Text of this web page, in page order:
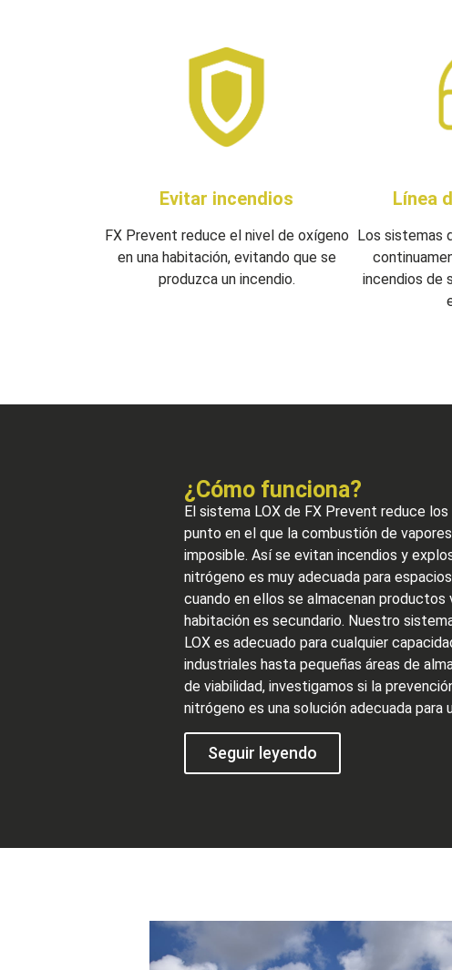
Evitar incendios
FX Prevent reduce el nivel de oxígeno
en una habitación, evitando que se
produzca un incendio.
Línea
Los sistemas
incendios de
¿Cómo funciona?
El sistema LOX de FX Prevent reduce
punto en el que la combustión de
imposible. Así se evitan incendios y
nitrógeno es muy adecuada para
cuando en ellos se almacenan productos
habitación es secundario. Nuestro
LOX es adecuado para cualquier
industriales hasta pequeñas áreas de
de viabilidad, investigamos si la
nitrógeno es una solución adecuada para
Seguir leyendo